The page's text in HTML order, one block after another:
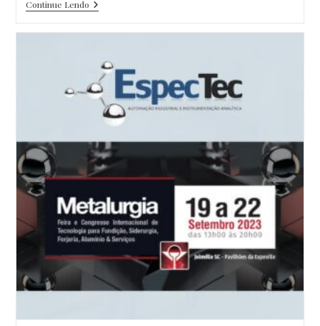
Continue LendoFundimig
Unidade
MG